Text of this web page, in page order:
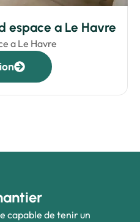
espace a Le Havre
a Le Havre
capable de tenir un